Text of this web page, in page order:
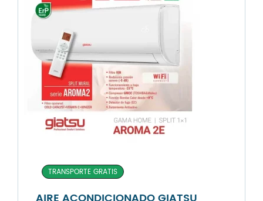
TRANSPORTE GRATIS